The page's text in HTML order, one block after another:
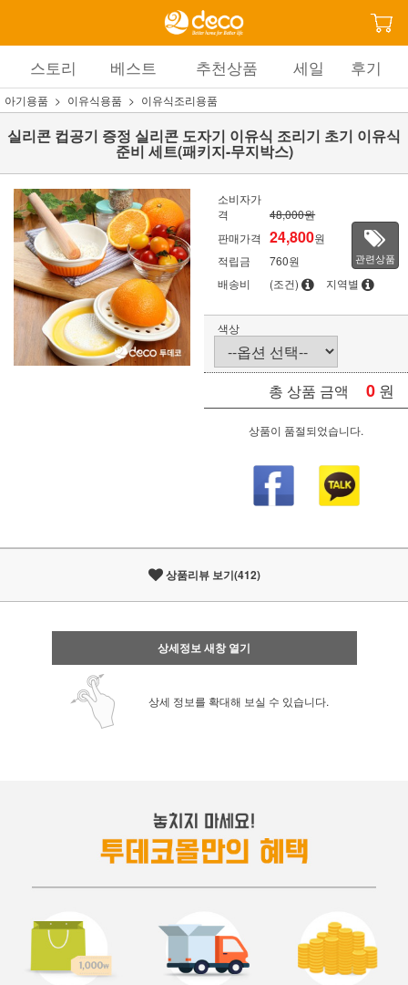
스토리 베스트 추천상품 세일 후기
아기용품 이유식용품 이유식조리용품
실리콘 컵공기 증정 실리콘 도자기 이유식 조리기 초기 이유식
준비 세트(패키지-무지박스)
소비자가
격
48,000원
판매가격 24,800원
적립금
760원
배송비
(조건) 지역별
관련상품
색상
총 상품 금액 0 원
상품이 품절되었습니다.
상품리뷰 보기(412)
상세정보 새창 열기
상세 정보를 확대해 보실 수 있습니다.